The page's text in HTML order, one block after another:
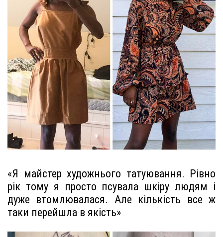
«Я майстер художнього татуювання. Рівно
рік тому я просто псувала шкіру людям і
дуже втомлювалася. Але кількість все ж
таки перейшла в якість»